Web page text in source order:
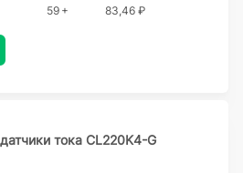
59 +
83,46 ₽
тока CL220K4-G